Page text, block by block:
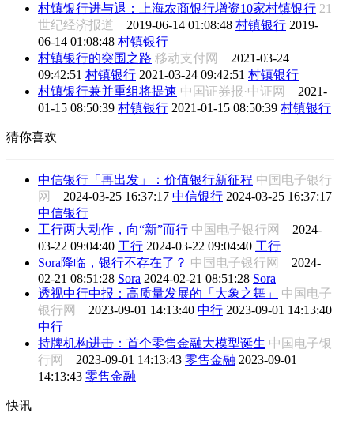
村镇银行进与退：上海农商银行增资10家村镇银行 21
世纪经济报道 2019-06-14 01:08:48 村镇银行 2019-
06-14 01:08:48 村镇银行
村镇银行的突围之路 移动支付网 2021-03-24
09:42:51 村镇银行 2021-03-24 09:42:51 村镇银行
村镇银行兼并重组将提速 中国证券报·中证网 2021-
01-15 08:50:39 村镇银行 2021-01-15 08:50:39 村镇银行
猜你喜欢
中信银行「再出发」：价值银行新征程 中国电子银行
网 2024-03-25 16:37:17 中信银行 2024-03-25 16:37:17
中信银行
工行两大动作，向“新”而行 中国电子银行网 2024-
03-22 09:04:40 工行 2024-03-22 09:04:40 工行
Sora降临，银行不存在了？ 中国电子银行网 2024-
02-21 08:51:28 Sora 2024-02-21 08:51:28 Sora
透视中行中报：高质量发展的「大象之舞」
中国电子
银行网 2023-09-01 14:13:40 中行 2023-09-01 14:13:40
中行
持牌机构进击：首个零售金融大模型诞生 中国电子银
行网 2023-09-01 14:13:43 零售金融 2023-09-01
14:13:43 零售金融
快讯